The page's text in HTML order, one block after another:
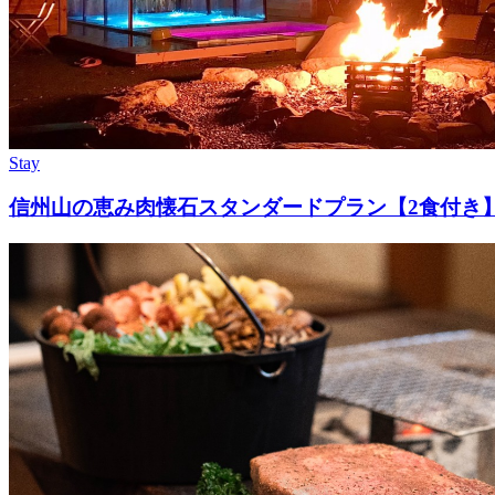
Stay
信州山の恵み肉懐石スタンダードプラン【2食付き